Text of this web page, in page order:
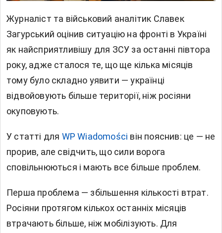
Журналіст та військовий аналітик Славек
Загурський оцінив ситуацію на фронті в Україні
як найсприятливішу для ЗСУ за останні півтора
року, адже сталося те, що ще кілька місяців
тому було складно уявити — українці
відвойовують більше території, ніж росіяни
окуповують.
У статті для WP Wiadomości він пояснив: це — не
прорив, але свідчить, що сили ворога
сповільнюються і мають все більше проблем.
Перша проблема — збільшення кількості втрат.
Росіяни протягом кількох останніх місяців
втрачають більше, ніж мобілізують. Для